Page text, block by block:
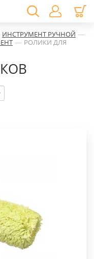
ИНСТРУМЕНТ РУЧНОЙ —
— РОЛИКИ ДЛЯ